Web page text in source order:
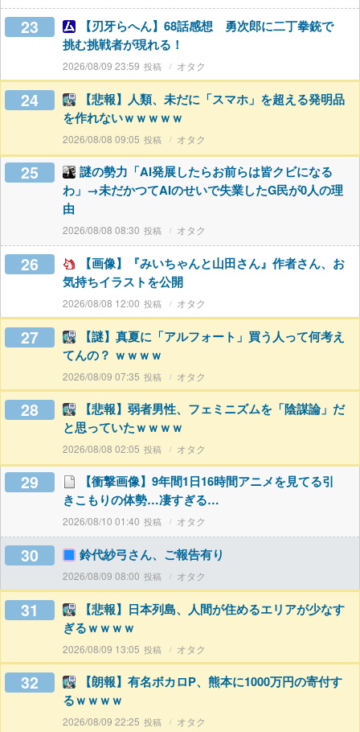
23
【刃牙らへん】68話感想 勇次郎に二丁拳銃で
挑む挑戦者が現れる！
2026/08/09 23:59 オタク
24
【悲報】人類、未だに「スマホ」を超える発明品
を作れないｗｗｗｗｗ
2026/08/08 09:05 オタク
25
謎の勢力「AI発展したらお前らは皆クビになる
わ」→未だかつてAIのせいで失業したG民が0人の理
由
2026/08/08 08:30 オタク
26
【画像】『みいちゃんと山田さん』作者さん、お
気持ちイラストを公開
2026/08/08 12:00 オタク
27
【謎】真夏に「アルフォート」買う人って何考え
てんの？ ｗｗｗｗ
2026/08/09 07:35 オタク
28
【悲報】弱者男性、フェミニズムを「陰謀論」だ
と思っていたｗｗｗｗ
2026/08/08 02:05 オタク
29
【衝撃画像】9年間1日16時間アニメを見てる引
きこもりの体勢…凄すぎる…
2026/08/10 01:40 オタク
30 鈴代紗弓さん、ご報告有り
2026/08/09 08:00 オタク
31
【悲報】日本列島、人間が住めるエリアが少なす
ぎるｗｗｗｗ
2026/08/09 13:05 オタク
32
【朗報】有名ボカロP、熊本に1000万円の寄付す
るｗｗｗｗ
2026/08/09 22:25 オタク